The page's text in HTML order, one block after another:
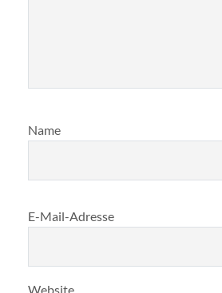
Name
E-Mail-Adresse
Website